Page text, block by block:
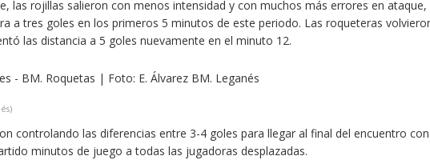
las rojillas salieron con menos intensidad y con muchos más errores en
a tres goles en los primeros 5 minutos de este periodo. Las roqueteras
las distancia a 5 goles nuevamente en el minuto 12.
controlando las diferencias entre 3-4 goles para llegar al final del encuentro
minutos de juego a todas las jugadoras desplazadas.